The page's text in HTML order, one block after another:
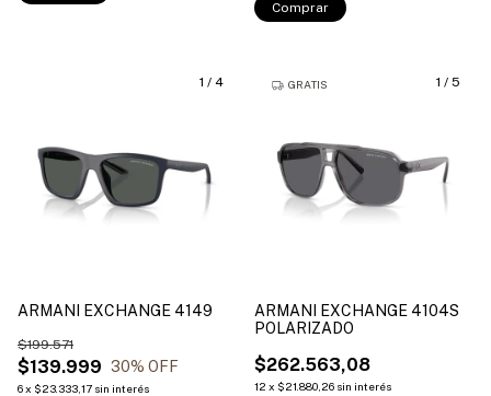
Comprar
1 / 4
ARMANI EXCHANGE 4149
$139.999
$199.571
30% OFF
6x $23.333,17 sin interés
1 / 5
GRATIS
ARMANI EXCHANGE 4104S
POLARIZADO
$262.563,08
12 x $21.880,26 sin interés